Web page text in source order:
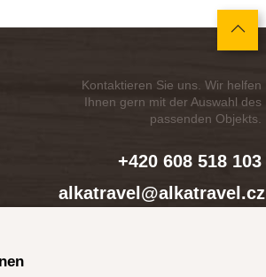
Kontaktieren Sie uns. Wir helfen
Ihnen gern mit der Auswahl des
passenden Objekts.
+420 608 518 103
alkatravel@alkatravel.cz